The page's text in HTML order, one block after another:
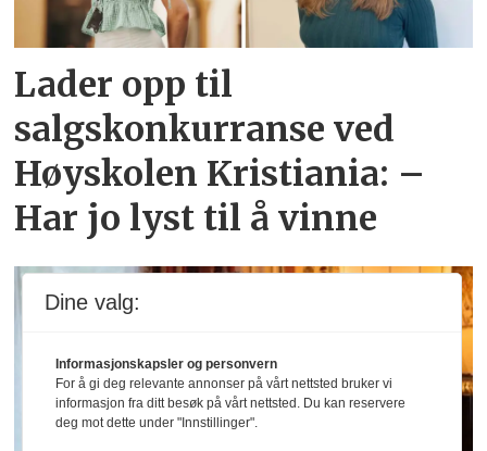
Lader opp til
salgskonkurranse ved
Høyskolen Kristiania: –
Har jo lyst til å vinne
Dine valg:
Informasjonskapsler og personvern
For å gi deg relevante annonser på vårt nettsted bruker vi
informasjon fra ditt besøk på vårt nettsted. Du kan reservere
deg mot dette under "Innstillinger".